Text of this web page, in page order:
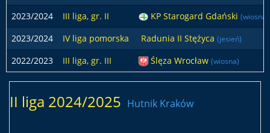
2023/2024 III liga, gr. II KP Starogard Gdański (wiosna)
2023/2024 IV liga pomorska Radunia II Stężyca (jesień)
2022/2023 III liga, gr. III Ślęza Wrocław (wiosna)
II liga 2024/2025 Hutnik Kraków